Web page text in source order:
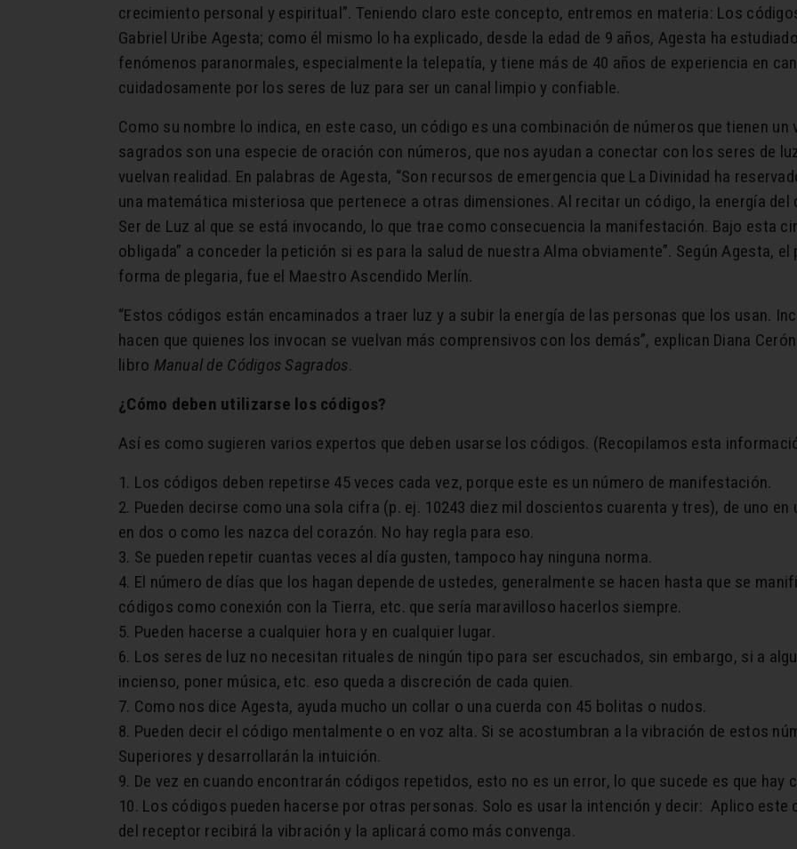
crecimiento personal y espiritual”. Teniendo claro este concepto, entremos en materia: Los
Gabriel Uribe Agesta; como él mismo lo ha explicado, desde la edad de 9 años, Agesta ha
fenómenos paranormales, especialmente la telepatía, y tiene más de 40 años de experiencia en
cuidadosamente por los seres de luz para ser un canal limpio y confiable.
Como su nombre lo indica, en este caso, un código es una combinación de números que tienen
sagrados son una especie de oración con números, que nos ayudan a conectar con los seres de
vuelvan realidad. En palabras de Agesta, “Son recursos de emergencia que La Divinidad ha
una matemática misteriosa que pertenece a otras dimensiones. Al recitar un código, la energía
Ser de Luz al que se está invocando, lo que trae como consecuencia la manifestación. Bajo esta
obligada” a conceder la petición si es para la salud de nuestra Alma obviamente”. Según Agesta,
forma de plegaria, fue el Maestro Ascendido Merlín.
“Estos códigos están encaminados a traer luz y a subir la energía de las personas que los usan.
hacen que quienes los invocan se vuelvan más comprensivos con los demás”, explican Diana
libro Manual de Códigos Sagrados.
¿Cómo deben utilizarse los códigos?
Así es como sugieren varios expertos que deben usarse los códigos. (Recopilamos esta
1. Los códigos deben repetirse 45 veces cada vez, porque este es un número de manifestación.
2. Pueden decirse como una sola cifra (p. ej. 10243 diez mil doscientos cuarenta y tres), de uno
en dos o como les nazca del corazón. No hay regla para eso.
3. Se pueden repetir cuantas veces al día gusten, tampoco hay ninguna norma.
4. El número de días que los hagan depende de ustedes, generalmente se hacen hasta que se
códigos como conexión con la Tierra, etc. que sería maravilloso hacerlos siempre.
5. Pueden hacerse a cualquier hora y en cualquier lugar.
6. Los seres de luz no necesitan rituales de ningún tipo para ser escuchados, sin embargo, si a
incienso, poner música, etc. eso queda a discreción de cada quien.
7. Como nos dice Agesta, ayuda mucho un collar o una cuerda con 45 bolitas o nudos.
8. Pueden decir el código mentalmente o en voz alta. Si se acostumbran a la vibración de estos
Superiores y desarrollarán la intuición.
9. De vez en cuando encontrarán códigos repetidos, esto no es un error, lo que sucede es que hay
10. Los códigos pueden hacerse por otras personas. Solo es usar la intención y decir: Aplico este
del receptor recibirá la vibración y la aplicará como más convenga.